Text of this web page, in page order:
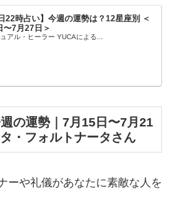
22時占い】今週の運勢は？12星座別 ＜
〜7月27日＞
アル・ヒーラー YUCAによる...
の運勢｜7月15日〜7月21
・フォルトナータさん
や礼儀があなたに素敵な人を